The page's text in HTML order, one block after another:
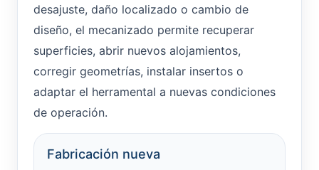
desajuste, daño localizado o cambio de
diseño, el mecanizado permite recuperar
superficies, abrir nuevos alojamientos,
corregir geometrías, instalar insertos o
adaptar el herramental a nuevas condiciones
de operación.
Fabricación nueva